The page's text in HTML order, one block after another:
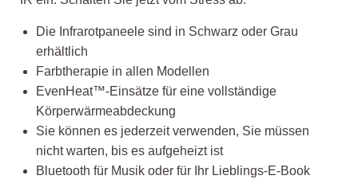
Die Infrarotpaneele sind in Schwarz oder Grau
erhältlich
Farbtherapie in allen Modellen
EvenHeat™-Einsätze für eine vollständige
Körperwärmeabdeckung
Sie können es jederzeit verwenden, Sie müssen
nicht warten, bis es aufgeheizt ist
Bluetooth für Musik oder für Ihr Lieblings-E-Book